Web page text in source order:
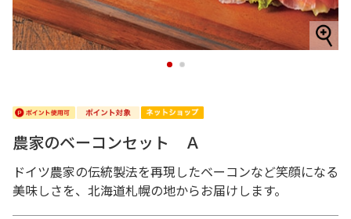
1 2
農家のベーコンセット Ａ
ドイツ農家の伝統製法を再現したベーコンなど笑顔になる
美味しさを、北海道札幌の地からお届けします。